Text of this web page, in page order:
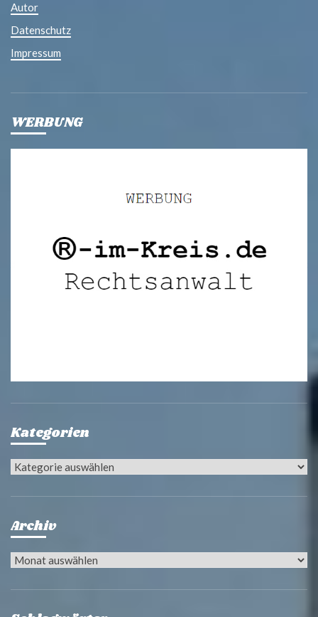
Autor
Datenschutz
Impressum
WERBUNG
Kategorien
Kategorien
Archiv
Archiv